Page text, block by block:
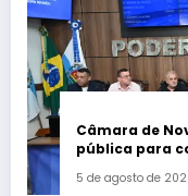
Câmara de
pública para
5 de agosto de